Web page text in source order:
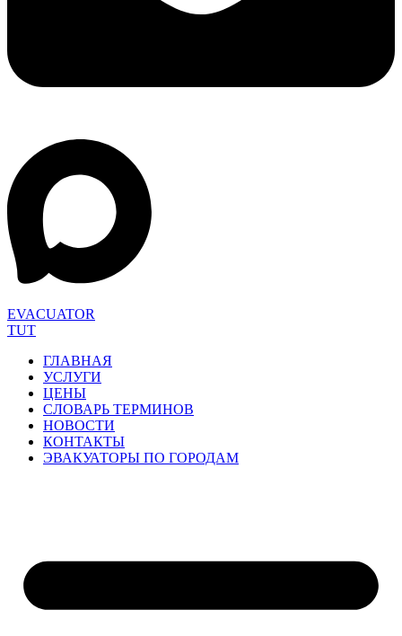
EVACUATOR
TUT
ГЛАВНАЯ
УСЛУГИ
ЦЕНЫ
СЛОВАРЬ ТЕРМИНОВ
НОВОСТИ
КОНТАКТЫ
ЭВАКУАТОРЫ ПО ГОРОДАМ